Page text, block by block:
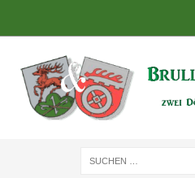
2:00